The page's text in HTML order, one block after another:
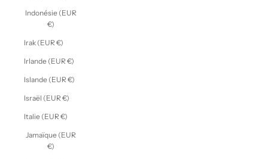
Indonésie (EUR
€)
Irak (EUR €)
Irlande (EUR €)
Islande (EUR €)
Israël (EUR €)
Italie (EUR €)
Jamaïque (EUR
€)